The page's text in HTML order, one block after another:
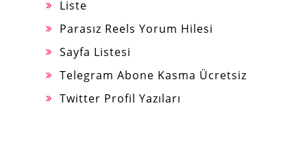
Liste
Parasız Reels Yorum Hilesi
Sayfa Listesi
Telegram Abone Kasma Ücretsiz
Twitter Profil Yazıları